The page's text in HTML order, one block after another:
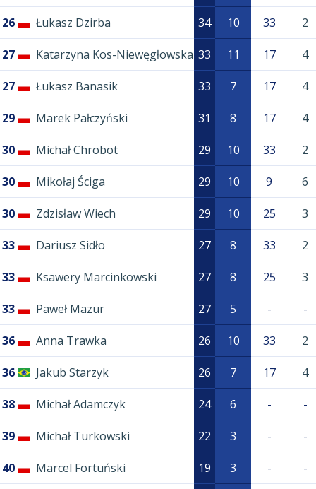
26 Łukasz Dzirba 34 10 33 2
27 Katarzyna Kos-Niewęgłowska 33 11 17 4
27 Łukasz Banasik 33 7 17 4
29 Marek Pałczyński 31 8 17 4
30 Michał Chrobot 29 10 33 2
30 Mikołaj Ściga 29 10 9 6
30 Zdzisław Wiech 29 10 25 3
33 Dariusz Sidło 27 8 33 2
33 Ksawery Marcinkowski 27 8 25 3
33 Paweł Mazur 27 5 - -
36 Anna Trawka 26 10 33 2
36 Jakub Starzyk 26 7 17 4
38 Michał Adamczyk 24 6 - -
39 Michał Turkowski 22 3 - -
40 Marcel Fortuński 19 3 - -